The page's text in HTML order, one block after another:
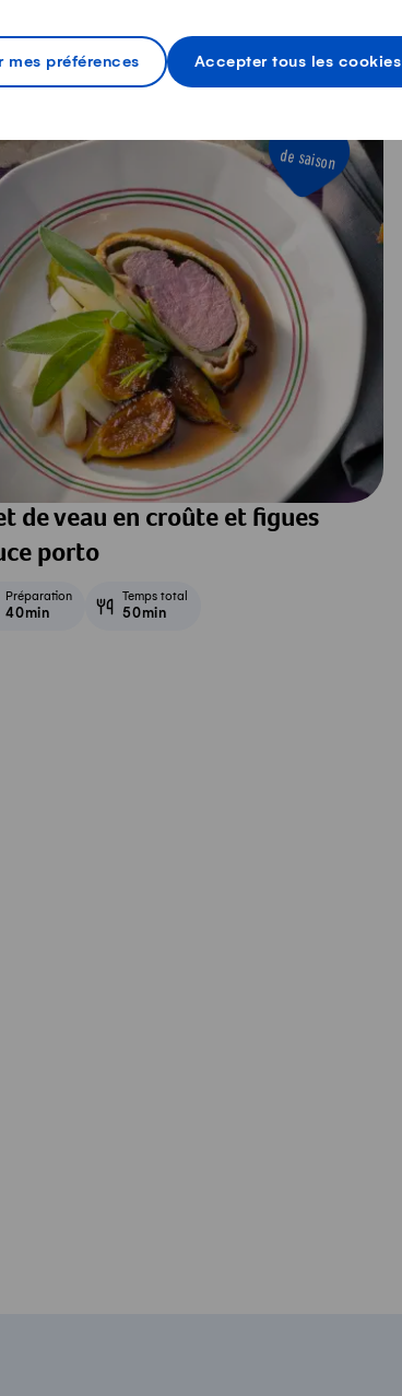
mes préférences Accepter tous les cookies
30min 1h20min
de saison
de veau en croûte et figues
porto
Préparation
40min
Temps total
50min